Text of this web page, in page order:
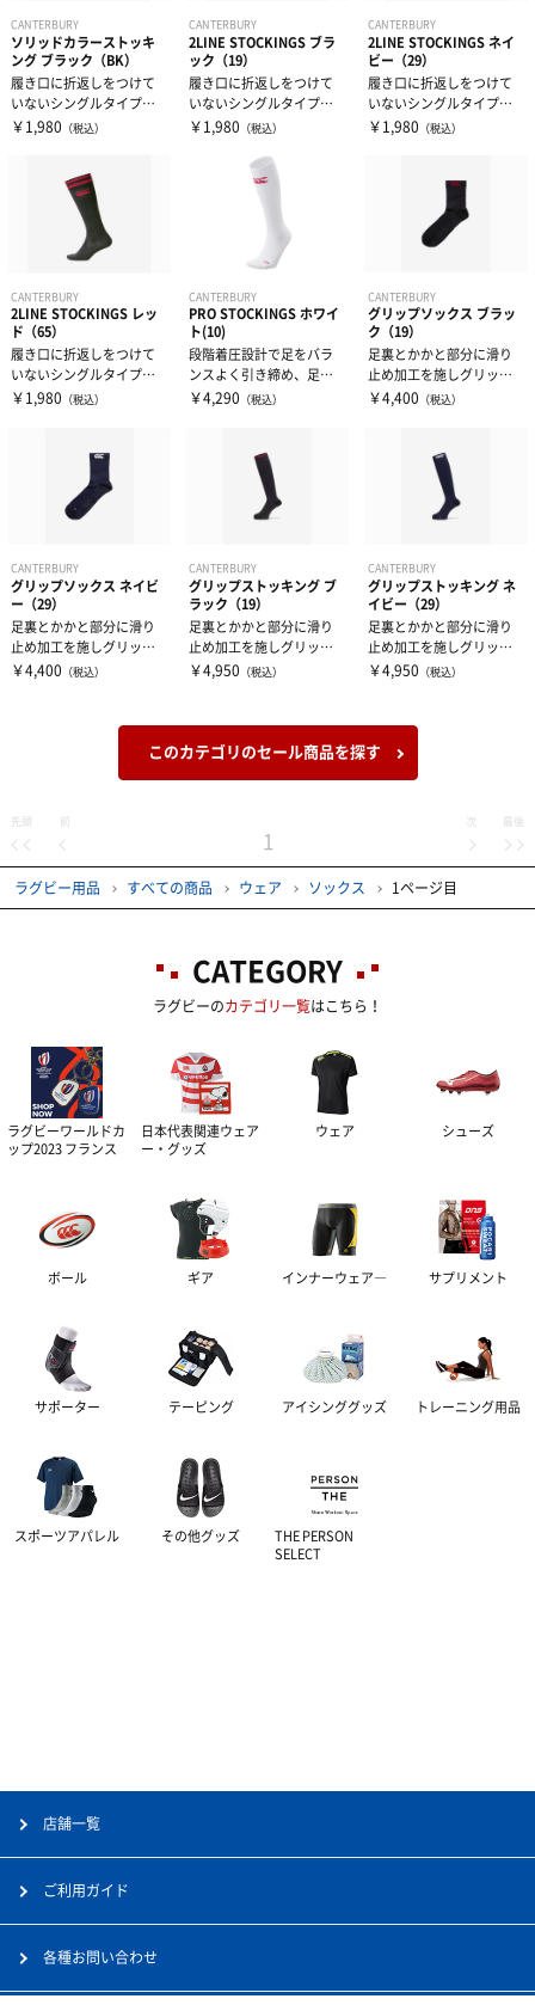
レディース＆ジュニア
リカバリーウェア
CANTERBURY
ソリッドカラーストッキ
ング ブラック（BK）
履き口に折返しをつけて
いないシングルタイプの
定番ソリッドカラースト
￥1,980 （税込）
CANTERBURY
2LINE STOCKINGS ブラ
ック（19）
履き口に折返しをつけて
いないシングルタイプの
定番2ラインストッキング
￥1,980 （税込）
CANTERBURY
2LINE STOCKINGS ネイ
ビー（29）
履き口に折返しをつけて
いないシングルタイプの
定番2ラインストッキング
￥1,980 （税込）
CANTERBURY
2LINE STOCKINGS レッ
ド（65）
履き口に折返しをつけて
いないシングルタイプの
定番2ラインストッキング
￥1,980 （税込）
CANTERBURY
PRO STOCKINGS ホワイ
ト(10)
段階着圧設計で足をバラ
ンスよく引き締め、足首
のリブ編みによりホール
￥4,290 （税込）
CANTERBURY
グリップソックス ブラッ
ク（19）
足裏とかかと部分に滑り
止め加工を施しグリップ
性を高めたスポーツミド
￥4,400 （税込）
CANTERBURY
グリップソックス ネイビ
ー（29）
足裏とかかと部分に滑り
止め加工を施しグリップ
性を高めたスポーツミド
￥4,400 （税込）
CANTERBURY
グリップストッキング ブ
ラック（19）
足裏とかかと部分に滑り
止め加工を施しグリップ
性を高めたストッキング
￥4,950 （税込）
CANTERBURY
グリップストッキング ネ
イビー（29）
足裏とかかと部分に滑り
止め加工を施しグリップ
性を高めたストッキング
￥4,950 （税込）
このカテゴリのセール商品を探す
先頭 前
1
次 最後
ラグビー用品 すべての商品 ウェア ソックス 1ページ目
CATEGORY
ラグビーのカテゴリ一覧はこちら！
ラグビーワールドカ
ップ2023 フランス
日本代表関連ウェア
ー・グッズ
ウェア シューズ
ボール ギア インナーウェア― サプリメント
サポーター テーピング アイシンググッズ トレーニング用品
スポーツアパレル その他グッズ
THE PERSON
SELECT
店舗一覧
ご利用ガイド
各種お問い合わせ